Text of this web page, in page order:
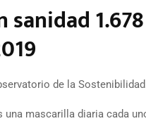
1.678
de la
mascarilla diaria cada